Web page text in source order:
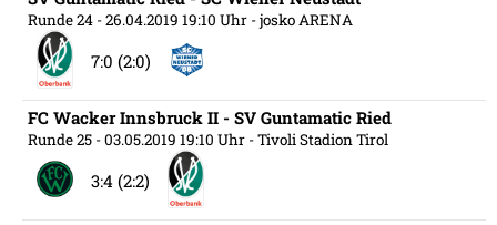
Runde 24 - 26.04.2019 19:10 Uhr - josko ARENA
7:0 (2:0)
FC Wacker Innsbruck II - SV Guntamatic Ried
Runde 25 - 03.05.2019 19:10 Uhr - Tivoli Stadion Tirol
3:4 (2:2)